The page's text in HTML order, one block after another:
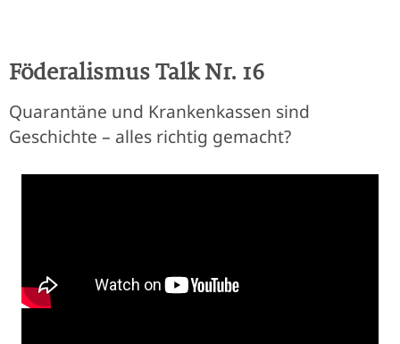
Föderalismus Talk Nr. 16
Quarantäne und Krankenkassen sind
Geschichte – alles richtig gemacht?